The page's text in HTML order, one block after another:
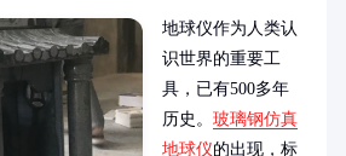
地球仪作为人类认
识世界的重要工
具，已有500多年
历史。 玻璃钢仿真
地球仪的出现，标